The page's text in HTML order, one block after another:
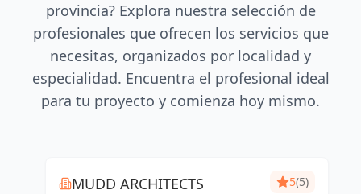
provincia? Explora nuestra selección de
profesionales que ofrecen los servicios que
necesitas, organizados por localidad y
especialidad. Encuentra el profesional ideal
para tu proyecto y comienza hoy mismo.
MUDD ARCHITECTS 5(5)